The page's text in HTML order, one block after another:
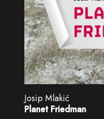
Josip Mlakić
Planet Friedman